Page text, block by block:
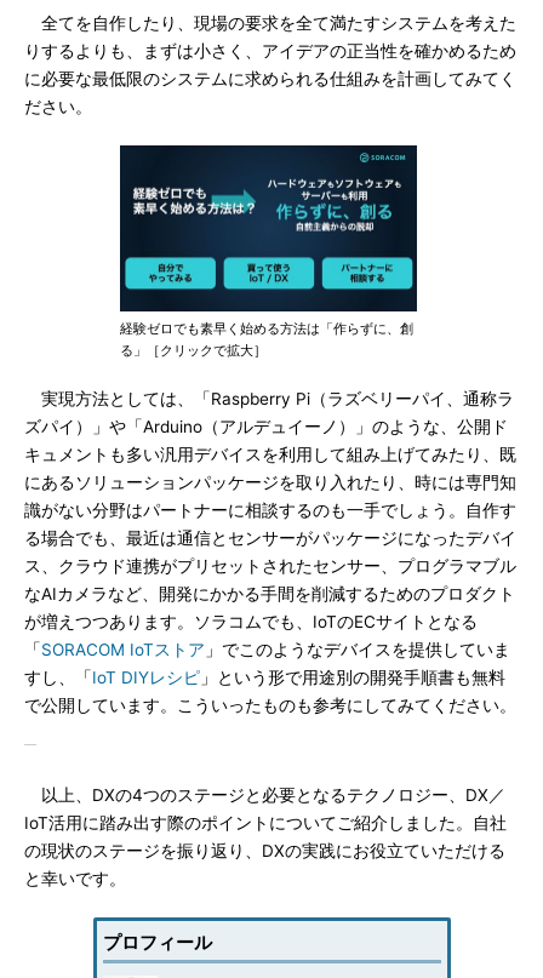
全てを自作したり、現場の要求を全て満たすシステムを考えた
りするよりも、まずは小さく、アイデアの正当性を確かめるため
に必要な最低限のシステムに求められる仕組みを計画してみてく
ださい。
経験ゼロでも素早く始める方法は「作らずに、創
る」［クリックで拡大］
実現方法としては、「Raspberry Pi（ラズベリーパイ、通称ラ
ズパイ）」や「Arduino（アルデュイーノ）」のような、公開ド
キュメントも多い汎用デバイスを利用して組み上げてみたり、既
にあるソリューションパッケージを取り入れたり、時には専門知
識がない分野はパートナーに相談するのも一手でしょう。自作す
る場合でも、最近は通信とセンサーがパッケージになったデバイ
ス、クラウド連携がプリセットされたセンサー、プログラマブル
なAIカメラなど、開発にかかる手間を削減するためのプロダクト
が増えつつあります。ソラコムでも、IoTのECサイトとなる
「SORACOM IoTストア 」でこのようなデバイスを提供していま
すし、「IoT DIYレシピ 」という形で用途別の開発手順書も無料
で公開しています。こういったものも参考にしてみてください。
以上、DXの4つのステージと必要となるテクノロジー、DX／
IoT活用に踏み出す際のポイントについてご紹介しました。自社
の現状のステージを振り返り、DXの実践にお役立ていただける
と幸いです。
プロフィール